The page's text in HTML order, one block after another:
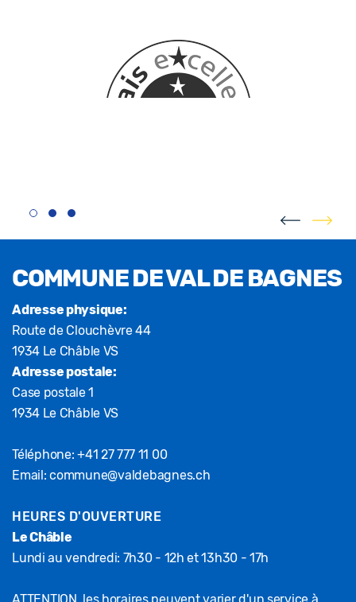
COMMUNE DE VAL DE BAGNES
Adresse physique:
Route de Clouchèvre 44
1934 Le Châble VS
Adresse postale:
Case postale 1
1934 Le Châble VS
Téléphone:+41 27 777 11 00
Email: commune@valdebagnes.ch
HEURES D'OUVERTURE
Le Châble
Lundi au vendredi: 7h30 - 12h et 13h30 - 17h